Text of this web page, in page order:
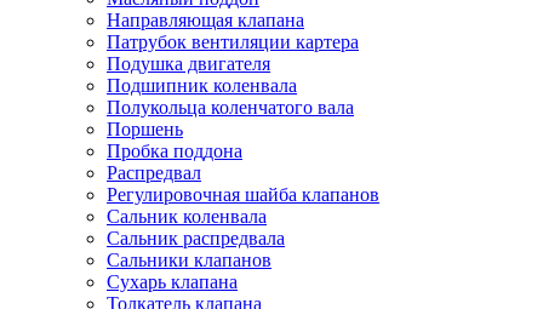
Направляющая клапана
Патрубок вентиляции картера
Подушка двигателя
Подшипник коленвала
Полукольца коленчатого вала
Поршень
Пробка поддона
Распредвал
Регулировочная шайба клапанов
Сальник коленвала
Сальник распредвала
Сальники клапанов
Сухарь клапана
Толкатель клапана